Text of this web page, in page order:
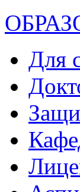
Для